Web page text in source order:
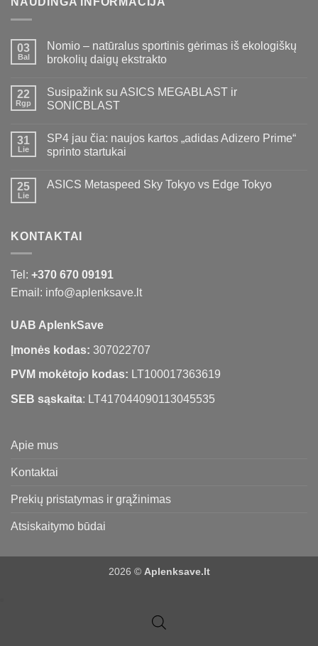
03
Bal
Nomio – natūralus sportinis gėrimas iš ekologiškų
brokolių daigų ekstrakto
22
Rgp
Susipažink su ASICS MEGABLAST ir
SONICBLAST
31
Lie
SP4 jau čia: naujos kartos „adidas Adizero Prime“
sprinto startukai
25
Lie
ASICS Metaspeed Sky Tokyo vs Edge Tokyo
KONTAKTAI
Tel: +370 670 09191
Email: info@aplenksave.lt
UAB AplenkSave
Įmonės kodas: 307022707
PVM mokėtojo kodas: LT100017363619
SEB sąskaita: LT417044090113045535
Apie mus
Kontaktai
Prekių pristatymas ir grąžinimas
Atsiskaitymo būdai
2026 © Aplenksave.lt